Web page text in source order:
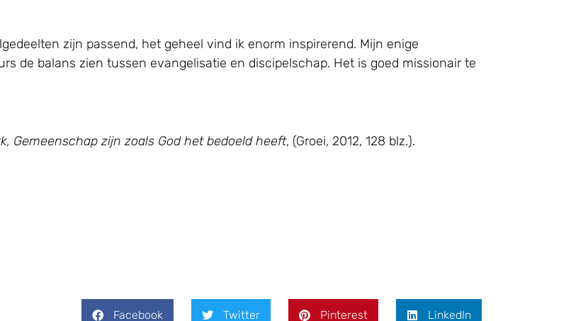
zijn passend, het geheel vind ik enorm inspirerend. Mijn enige
de balans zien tussen evangelisatie en discipelschap. Het is goed missionair te
Gemeenschap zijn zoals God het bedoeld heeft, (Groei, 2012, 128 blz.).
Facebook Twitter Pinterest LinkedIn